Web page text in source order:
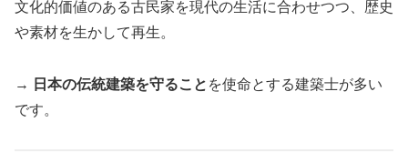
文化的価値のある古民家を現代の生活に合わせつつ、歴史
や素材を生かして再生。
→ 日本の伝統建築を守ること を使命とする建築士が多い
です。